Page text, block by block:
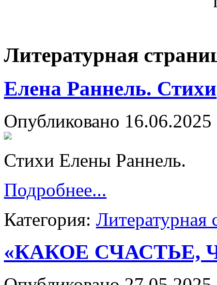
Литературная
Елена Раннель. Стихи
Опубликовано
Стихи Елены Раннель.
Подробнее...
Категория: Литературная
«КАКОЕ